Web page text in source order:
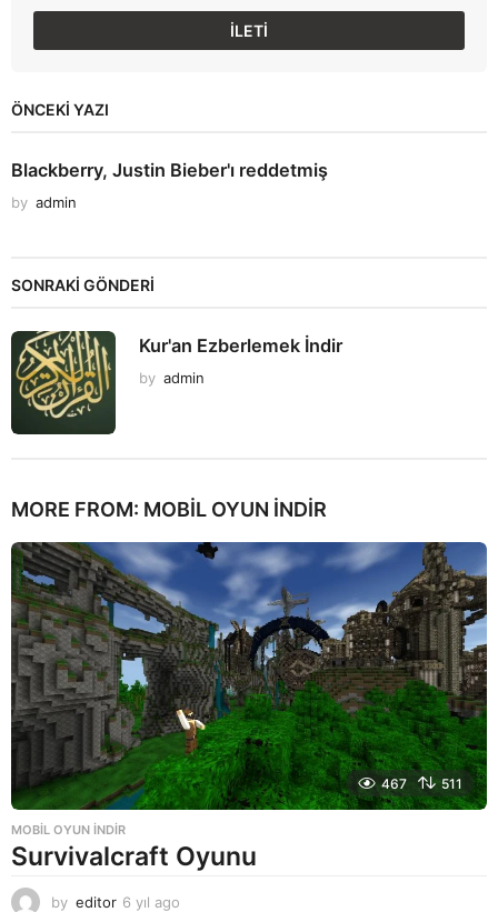
ÖNCEKI YAZI
Blackberry, Justin Bieber'ı reddetmiş
by admin
SONRAKİ GÖNDERİ
Kur'an Ezberlemek İndir
by admin
MORE FROM: MOBIL OYUN INDIR
467 511
MOBIL OYUN INDIR
Survivalcraft Oyunu
by editor 6 yıl ago